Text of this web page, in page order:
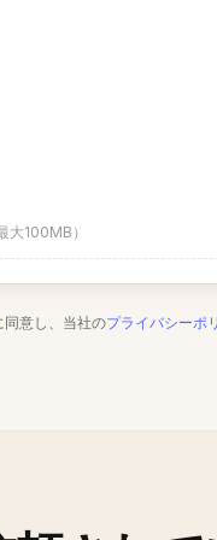
大100MB）
同意し、当社のプライバシーポ